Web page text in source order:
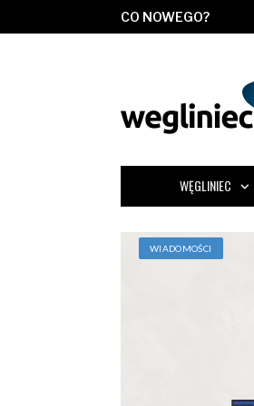
CO NOWEGO?
WĘGLINIEC
WIADOMOŚCI